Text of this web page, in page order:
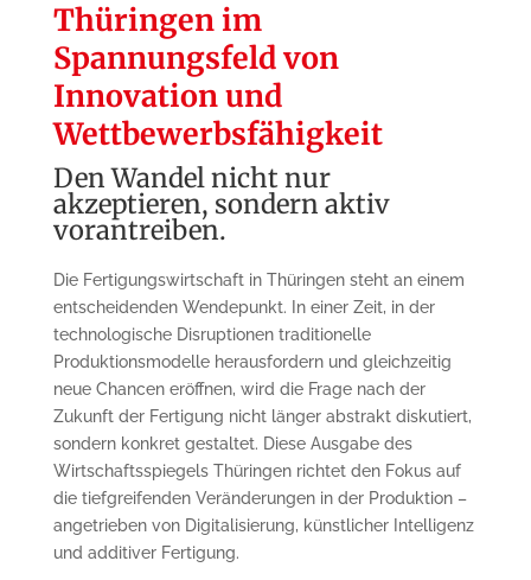
Thüringen im
Spannungsfeld von
Innovation und
Wettbewerbsfähigkeit
Den Wandel nicht nur
akzeptieren, sondern aktiv
vorantreiben.
Die Fertigungswirtschaft in Thüringen steht an einem
entscheidenden Wendepunkt. In einer Zeit, in der
technologische Disruptionen traditionelle
Produktionsmodelle herausfordern und gleichzeitig
neue Chancen eröffnen, wird die Frage nach der
Zukunft der Fertigung nicht länger abstrakt diskutiert,
sondern konkret gestaltet. Diese Ausgabe des
Wirtschaftsspiegels Thüringen richtet den Fokus auf
die tiefgreifenden Veränderungen in der Produktion –
angetrieben von Digitalisierung, künstlicher Intelligenz
und additiver Fertigung.